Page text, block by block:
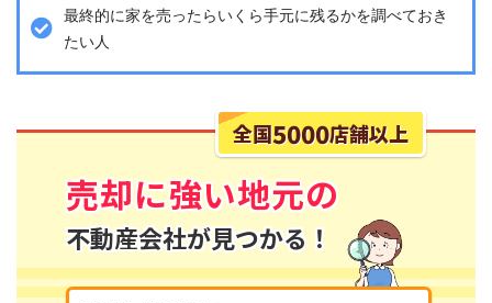
最終的に家を売ったらいくら手元に残るかを調べておき
たい人